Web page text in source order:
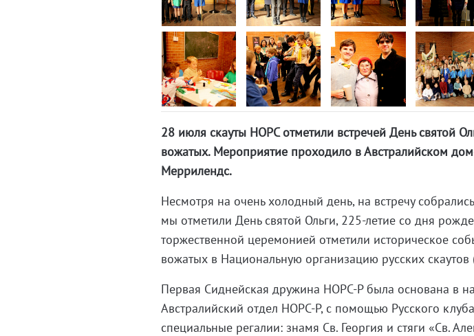
28 июля скауты НОРС отметили встречей День святой
вожатых. Мероприятие проходило в Австралийском
Меррилендс.
Несмотря на очень холодный день, на встречу
мы отметили День святой Ольги, 225-летие со дня
торжественной церемонией отметили историческое
вожатых в Национальную организацию русских скаутов
Первая Сиднейская дружина НОРС-Р была основана в
Австралийский отдел НОРС-Р, с помощью Русского
специальные регалии: знамя Св. Георгия и стяги «Св.